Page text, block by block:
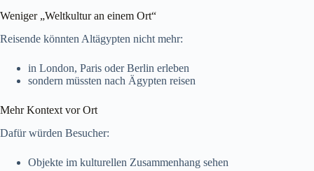
Weniger „Weltkultur an einem Ort“
Reisende könnten Altägypten nicht mehr:
in London, Paris oder Berlin erleben
sondern müssten nach Ägypten reisen
Mehr Kontext vor Ort
Dafür würden Besucher:
Objekte im kulturellen Zusammenhang sehen